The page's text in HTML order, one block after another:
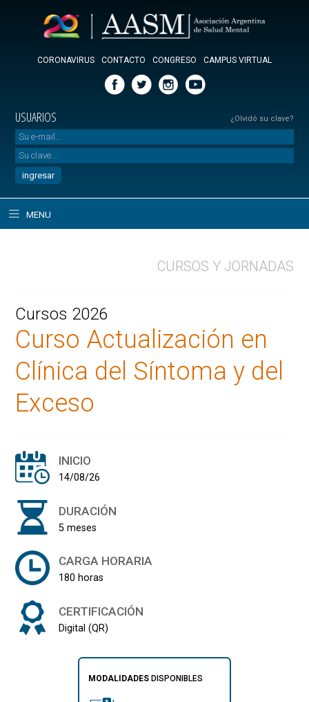
CORONAVIRUS CONTACTO CONGRESO CAMPUS VIRTUAL
USUARIOS ¿Olvidó su clave?
MENU
CURSOS Y JORNADAS
Cursos 2026
Curso Actualización en
Clínica del Síntoma y del
Exceso
INICIO
14/08/26
DURACIÓN
5 meses
CARGA HORARIA
180 horas
CERTIFICACIÓN
Digital (QR)
MODALIDADESDISPONIBLES